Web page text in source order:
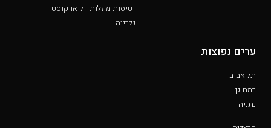
טיסות מוזלות - לואו קוסט
גלרייה
ערים נפוצות
תל אביב
רמת גן
נתניה